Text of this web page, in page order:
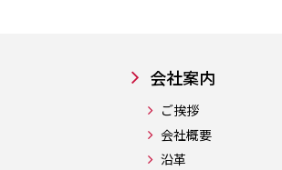
会社案内
ご挨拶
会社概要
沿革